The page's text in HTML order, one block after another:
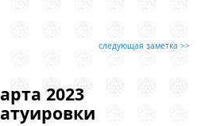
следующая заметка >>
2023